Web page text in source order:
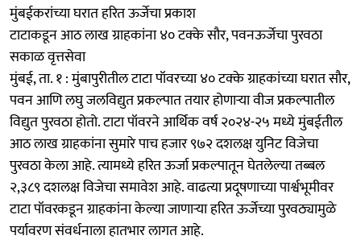
मुंबईकरांच्या घरात हरित ऊर्जेचा प्रकाश
टाटाकडून आठ लाख ग्राहकांना ४० टक्के सौर, पवनऊर्जेचा पुरवठा
सकाळ वृत्तसेवा
मुंबई, ता. १ : मुंबापुरीतील टाटा पॉवरच्या ४० टक्के ग्राहकांच्या घरात सौर,
पवन आणि लघु जलविद्युत प्रकल्पात तयार होणाऱ्या वीज प्रकल्पातील
विद्युत पुरवठा होतो. टाटा पॉवरने आर्थिक वर्ष २०२४-२५ मध्ये मुंबईतील
आठ लाख ग्राहकांना सुमारे पाच हजार ९७२ दशलक्ष युनिट विजेचा
पुरवठा केला आहे. त्यामध्ये हरित ऊर्जा प्रकल्पातून घेतलेल्या तब्बल
२,३८९ दशलक्ष विजेचा समावेश आहे. वाढत्या प्रदूषणाच्या पार्श्वभूमीवर
टाटा पॉवरकडून ग्राहकांना केल्या जाणाऱ्या हरित ऊर्जेच्या पुरवठ्यामुळे
पर्यावरण संवर्धनाला हातभार लागत आहे.